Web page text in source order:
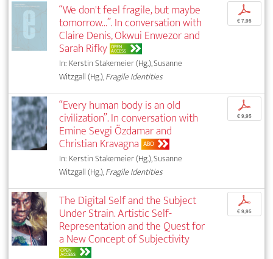
“We don't feel fragile, but maybe
tomorrow...”. In conversation with
Claire Denis, Okwui Enwezor and
Sarah Rifky OPEN
ACCESS
In: Kerstin Stakemeier (Hg.), Susanne
Witzgall (Hg.),Fragile Identities
p
€ 7,95
“Every human body is an old
civilization”. In conversation with
Emine Sevgi Özdamar and
Christian Kravagna ABO
In: Kerstin Stakemeier (Hg.), Susanne
Witzgall (Hg.),Fragile Identities
p
€ 9,95
The Digital Self and the Subject
Under Strain. Artistic Self-
Representation and the Quest for
a New Concept of Subjectivity
OPEN
ACCESS
p
€ 9,95